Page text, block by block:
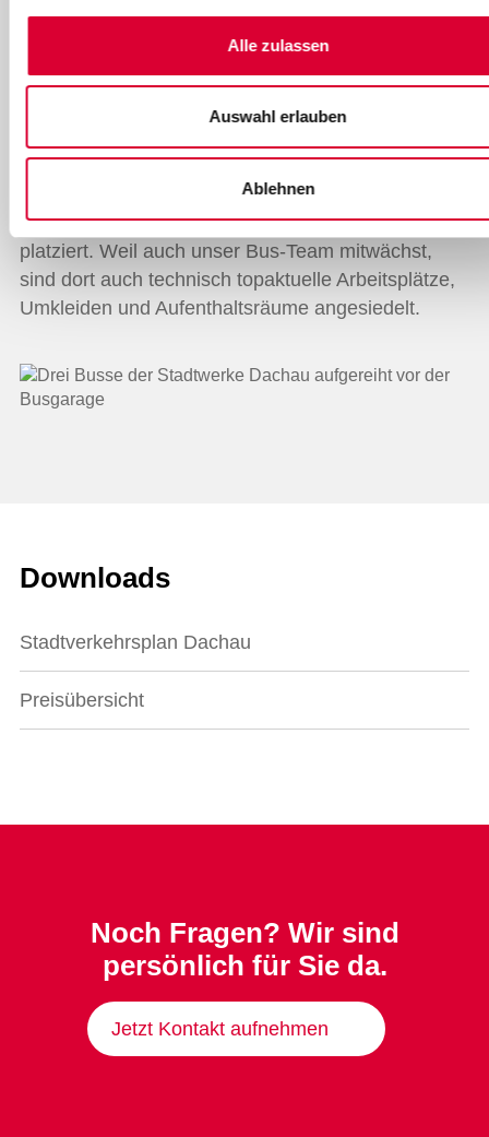
Alle zulassen
Auswahl erlauben
Ablehnen
Dachau-Ost. Dieser umfasst zwei große Hallen mit
18 Stellplätzen, ein Bürokomplex und eine
Erdgastankstelle. Die Garagen sind nach dem
neuesten Stand der Technik konzipiert. Hier werden
gewaschen, gereinigt und betankt. Um wertvollen
Platz zu sparen und die räumliche Nähe zu nutzen,
ist der Bürobereich direkt auf einer der Hallen
platziert. Weil auch unser Bus-Team mitwächst,
sind dort auch technisch topaktuelle Arbeitsplätze,
Umkleiden und Aufenthaltsräume angesiedelt.
Downloads
Stadtverkehrsplan Dachau
Preisübersicht
Noch Fragen? Wir sind
persönlich für Sie da.
Jetzt Kontakt aufnehmen